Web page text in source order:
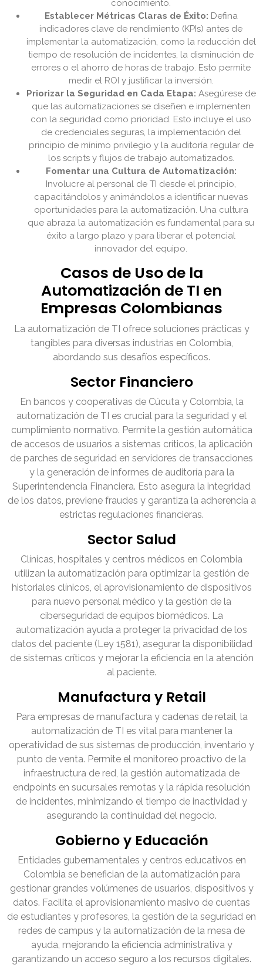
conocimiento.
Establecer Métricas Claras de Éxito: Defina
indicadores clave de rendimiento (KPIs) antes de
implementar la automatización, como la reducción del
tiempo de resolución de incidentes, la disminución de
errores o el ahorro de horas de trabajo. Esto permite
medir el ROI y justificar la inversión.
Priorizar la Seguridad en Cada Etapa: Asegúrese de
que las automatizaciones se diseñen e implementen
con la seguridad como prioridad. Esto incluye el uso
de credenciales seguras, la implementación del
principio de mínimo privilegio y la auditoría regular de
los scripts y flujos de trabajo automatizados.
Fomentar una Cultura de Automatización:
Involucre al personal de TI desde el principio,
capacitándolos y animándolos a identificar nuevas
oportunidades para la automatización. Una cultura
que abraza la automatización es fundamental para su
éxito a largo plazo y para liberar el potencial
innovador del equipo.
Casos de Uso de la
Automatización de TI en
Empresas Colombianas
La automatización de TI ofrece soluciones prácticas y
tangibles para diversas industrias en Colombia,
abordando sus desafíos específicos.
Sector Financiero
En bancos y cooperativas de Cúcuta y Colombia, la
automatización de TI es crucial para la seguridad y el
cumplimiento normativo. Permite la gestión automática
de accesos de usuarios a sistemas críticos, la aplicación
de parches de seguridad en servidores de transacciones
y la generación de informes de auditoría para la
Superintendencia Financiera. Esto asegura la integridad
de los datos, previene fraudes y garantiza la adherencia a
estrictas regulaciones financieras.
Sector Salud
Clínicas, hospitales y centros médicos en Colombia
utilizan la automatización para optimizar la gestión de
historiales clínicos, el aprovisionamiento de dispositivos
para nuevo personal médico y la gestión de la
ciberseguridad de equipos biomédicos. La
automatización ayuda a proteger la privacidad de los
datos del paciente (Ley 1581), asegurar la disponibilidad
de sistemas críticos y mejorar la eficiencia en la atención
al paciente.
Manufactura y Retail
Para empresas de manufactura y cadenas de retail, la
automatización de TI es vital para mantener la
operatividad de sus sistemas de producción, inventario y
punto de venta. Permite el monitoreo proactivo de la
infraestructura de red, la gestión automatizada de
endpoints en sucursales remotas y la rápida resolución
de incidentes, minimizando el tiempo de inactividad y
asegurando la continuidad del negocio.
Gobierno y Educación
Entidades gubernamentales y centros educativos en
Colombia se benefician de la automatización para
gestionar grandes volúmenes de usuarios, dispositivos y
datos. Facilita el aprovisionamiento masivo de cuentas
de estudiantes y profesores, la gestión de la seguridad en
redes de campus y la automatización de la mesa de
ayuda, mejorando la eficiencia administrativa y
garantizando un acceso seguro a los recursos digitales.